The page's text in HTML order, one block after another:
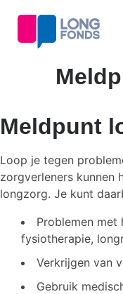
Meldpunt
Loop je tegen
zorgverleners kunnen
longzorg. Je kunt
Problemen met
fysiotherapie,
Verkrijgen van
Gebruik